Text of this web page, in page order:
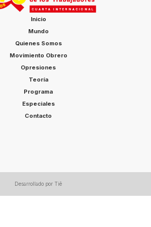
Inicio
Mundo
Quienes Somos
Movimiento Obrero
Opresiones
Teoría
Programa
Especiales
Contacto
Desarrollado por Tiê